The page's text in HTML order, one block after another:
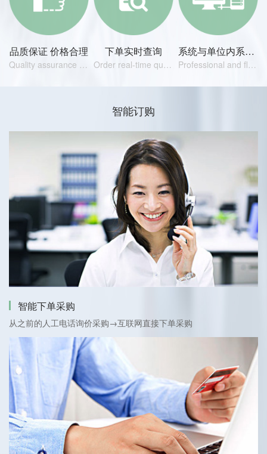
品质保证 价格合理
Quality assurance price is reasonable
下单实时查询
Order real-time query
系统与单位内系统对接专业﹑灵活
Professional and flexible
智能订购
智能下单采购
从之前的人工电话询价采购→互联网直接下单采购